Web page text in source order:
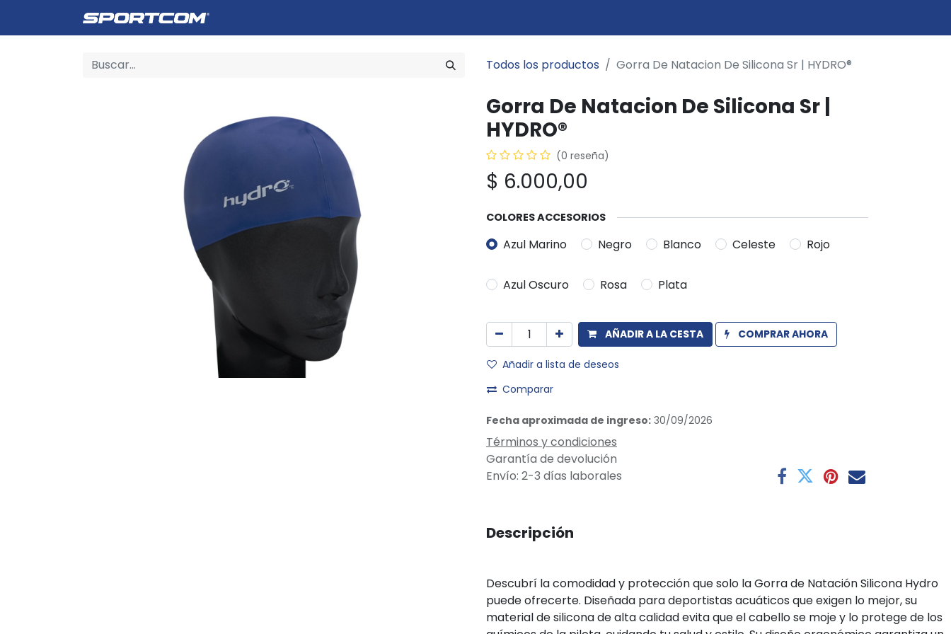
Todos los productos Gorra De Natacion De Silicona Sr | HYDRO®
Gorra De Natacion De Silicona Sr |
HYDRO®
(0 reseña)
$ 6.000,00
COLORES ACCESORIOS
Azul Marino Negro Blanco Celeste Rojo
Azul Oscuro Rosa Plata
AÑADIR A LA CESTA COMPRAR AHORA
Añadir a lista de deseos
Comparar
Fecha aproximada de ingreso: 30/09/2026
Términos y condiciones
Garantía de devolución
Envío: 2-3 días laborales
Descripción
Descubrí la comodidad y protección que solo la Gorra de Natación Silicona Hydro
puede ofrecerte. Diseñada para deportistas acuáticos que exigen lo mejor, su
material de silicona de alta calidad evita que el cabello se moje y lo protege de los